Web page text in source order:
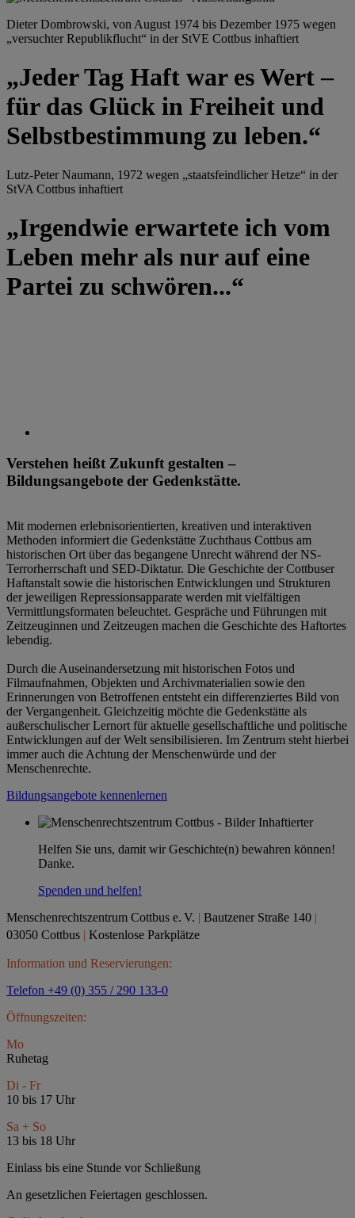
Dieter Dombrowski, von August 1974 bis Dezember 1975 wegen
„versuchter Republikflucht“ in der StVE Cottbus inhaftiert
„Jeder Tag Haft war es Wert –
für das Glück in Freiheit und
Selbstbestimmung zu leben.“
Lutz-Peter Naumann, 1972 wegen „staatsfeindlicher Hetze“ in der
StVA Cottbus inhaftiert
„Irgendwie erwartete ich vom
Leben mehr als nur auf eine
Partei zu schwören...“
Verstehen heißt Zukunft gestalten –
Bildungsangebote der Gedenkstätte.
Mit modernen erlebnisorientierten, kreativen und interaktiven
Methoden informiert die Gedenkstätte Zuchthaus Cottbus am
historischen Ort über das begangene Unrecht während der NS-
Terrorherrschaft und SED-Diktatur. Die Geschichte der Cottbuser
Haftanstalt sowie die historischen Entwicklungen und Strukturen
der jeweiligen Repressionsapparate werden mit vielfältigen
Vermittlungsformaten beleuchtet. Gespräche und Führungen mit
Zeitzeuginnen und Zeitzeugen machen die Geschichte des Haftortes
lebendig.
Durch die Auseinandersetzung mit historischen Fotos und
Filmaufnahmen, Objekten und Archivmaterialien sowie den
Erinnerungen von Betroffenen entsteht ein differenziertes Bild von
der Vergangenheit. Gleichzeitig möchte die Gedenkstätte als
außerschulischer Lernort für aktuelle gesellschaftliche und politische
Entwicklungen auf der Welt sensibilisieren. Im Zentrum steht hierbei
immer auch die Achtung der Menschenwürde und der
Menschenrechte.
Bildungsangebote kennenlernen
Helfen Sie uns, damit wir Geschichte(n) bewahren können!
Danke.
Spenden und helfen!
Menschenrechtszentrum Cottbus e. V. | Bautzener Straße 140 |
03050 Cottbus | Kostenlose Parkplätze
Information und Reservierungen:
Telefon +49 (0) 355 / 290 133-0
Öffnungszeiten:
Mo
Ruhetag
Di - Fr
10 bis 17 Uhr
Sa + So
13 bis 18 Uhr
Einlass bis eine Stunde vor Schließung
An gesetzlichen Feiertagen geschlossen.